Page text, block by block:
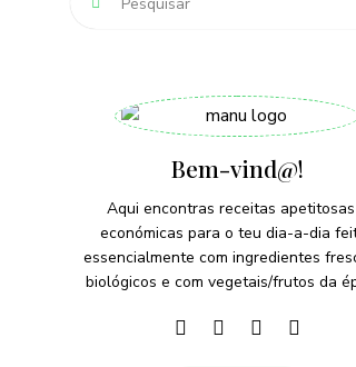
Bem-vind@!
Aqui encontras receitas
económicas para o teu dia-a-dia
essencialmente com ingredientes
biológicos e com vegetais/frutos da